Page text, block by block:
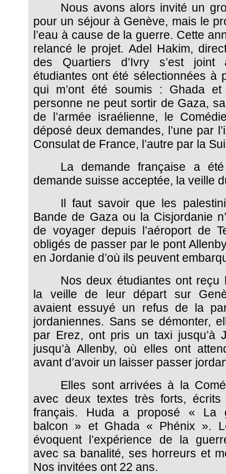
Nous avons alors invité un
pour un séjour à Genève, mais le
l’eau à cause de la guerre. Cette
relancé le projet. Adel Hakim,
des Quartiers d’Ivry s’est
étudiantes ont été sélectionnées à
qui m’ont été soumis : Ghada et
personne ne peut sortir de Gaza,
de l’armée israélienne, le
déposé deux demandes, l’une par
Consulat de France, l’autre par la
La demande française a
demande suisse acceptée, la veille
Il faut savoir que les
Bande de Gaza ou la Cisjordanie
de voyager depuis l’aéroport de
obligés de passer par le pont
en Jordanie d’où ils peuvent
Nos deux étudiantes ont reçu
la veille de leur départ sur
avaient essuyé un refus de la
jordaniennes. Sans se démonter,
par Erez, ont pris un taxi jusqu’à
jusqu’à Allenby, où elles ont
avant d’avoir un laisser passer
Elles sont arrivées à la
avec deux textes très forts, écrits
français. Huda a proposé « La
balcon » et Ghada « Phénix ».
évoquent l’expérience de la
avec sa banalité, ses horreurs et
Nos invitées ont 22 ans.